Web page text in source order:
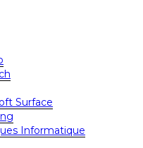
Surface
Informatique